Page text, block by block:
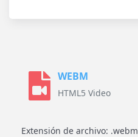
WEBM
HTML5 Video
Extensión de archivo: .webm